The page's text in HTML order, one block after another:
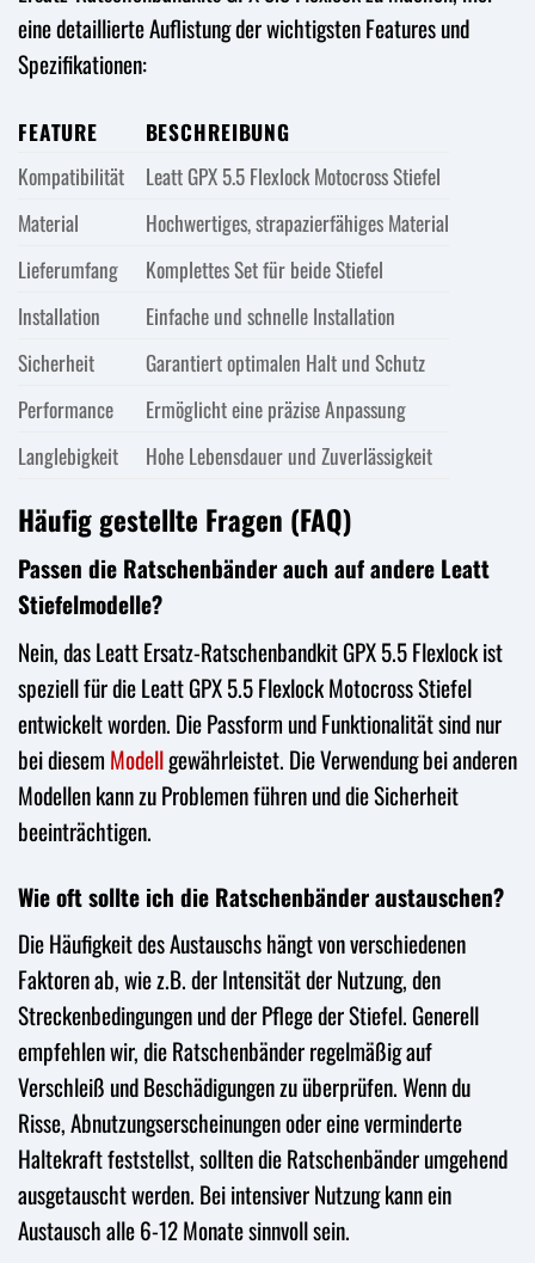
eine detaillierte Auflistung der wichtigsten Features und
Spezifikationen:
FEATURE
BESCHREIBUNG
Kompatibilität
Leatt GPX 5.5 Flexlock Motocross Stiefel
Material
Hochwertiges, strapazierfähiges Material
Lieferumfang
Komplettes Set für beide Stiefel
Installation
Einfache und schnelle Installation
Sicherheit
Garantiert optimalen Halt und Schutz
Performance
Ermöglicht eine präzise Anpassung
Langlebigkeit
Hohe Lebensdauer und Zuverlässigkeit
Häufig gestellte Fragen (FAQ)
Passen die Ratschenbänder auch auf andere Leatt
Stiefelmodelle?
Nein, das Leatt Ersatz-Ratschenbandkit GPX 5.5 Flexlock ist
speziell für die Leatt GPX 5.5 Flexlock Motocross Stiefel
entwickelt worden. Die Passform und Funktionalität sind nur
bei diesem Modellgewährleistet. Die Verwendung bei anderen
Modellen kann zu Problemen führen und die Sicherheit
beeinträchtigen.
Wie oft sollte ich die Ratschenbänder austauschen?
Die Häufigkeit des Austauschs hängt von verschiedenen
Faktoren ab, wie z.B. der Intensität der Nutzung, den
Streckenbedingungen und der Pflege der Stiefel. Generell
empfehlen wir, die Ratschenbänder regelmäßig auf
Verschleiß und Beschädigungen zu überprüfen. Wenn du
Risse, Abnutzungserscheinungen oder eine verminderte
Haltekraft feststellst, sollten die Ratschenbänder umgehend
ausgetauscht werden. Bei intensiver Nutzung kann ein
Austausch alle 6-12 Monate sinnvoll sein.